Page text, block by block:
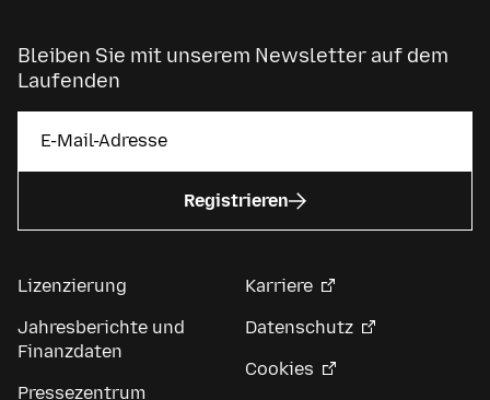
Bleiben Sie mit unserem Newsletter auf dem
Laufenden
Registrieren
Lizenzierung
Jahresberichte und
Finanzdaten
Pressezentrum
Karriere
Datenschutz
Cookies